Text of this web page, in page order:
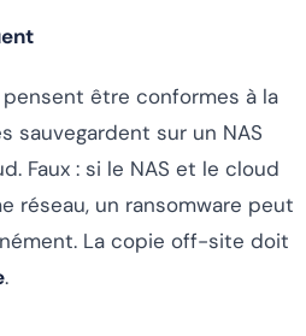
être conformes à la
sauvegardent sur un NAS
Faux : si le NAS et le cloud
réseau, un ransomware peut
La copie off-site doit
.